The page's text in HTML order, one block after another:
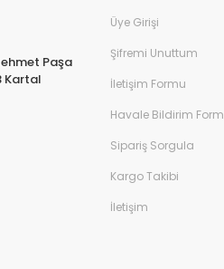
Paşa
Kartal
Üye Girişi
Şifremi Unuttum
İletişim Formu
Havale Bildirim
Sipariş Sorgula
Kargo Takibi
İletişim